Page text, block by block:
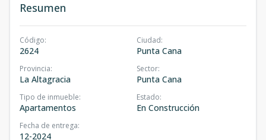
Resumen
Código:
2624
Ciudad:
Punta Cana
Provincia:
La Altagracia
Sector:
Punta Cana
Tipo de inmueble:
Apartamentos
Estado:
En Construcción
Fecha de entrega:
12-2024